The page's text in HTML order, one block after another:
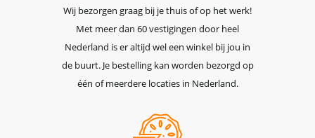
Wij bezorgen graag bij je thuis of op het werk!
Met meer dan 60 vestigingen door heel
Nederland is er altijd wel een winkel bij jou in
de buurt. Je bestelling kan worden bezorgd op
één of meerdere locaties in Nederland.